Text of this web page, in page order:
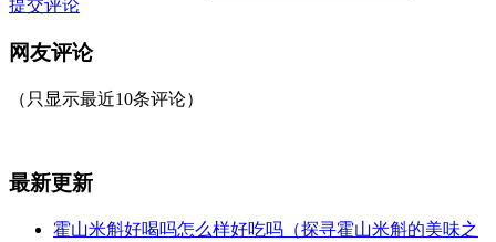
提交评论
网友评论
（只显示最近10条评论）
最新更新
霍山米斛好喝吗怎么样好吃吗（探寻霍山米斛的美味之